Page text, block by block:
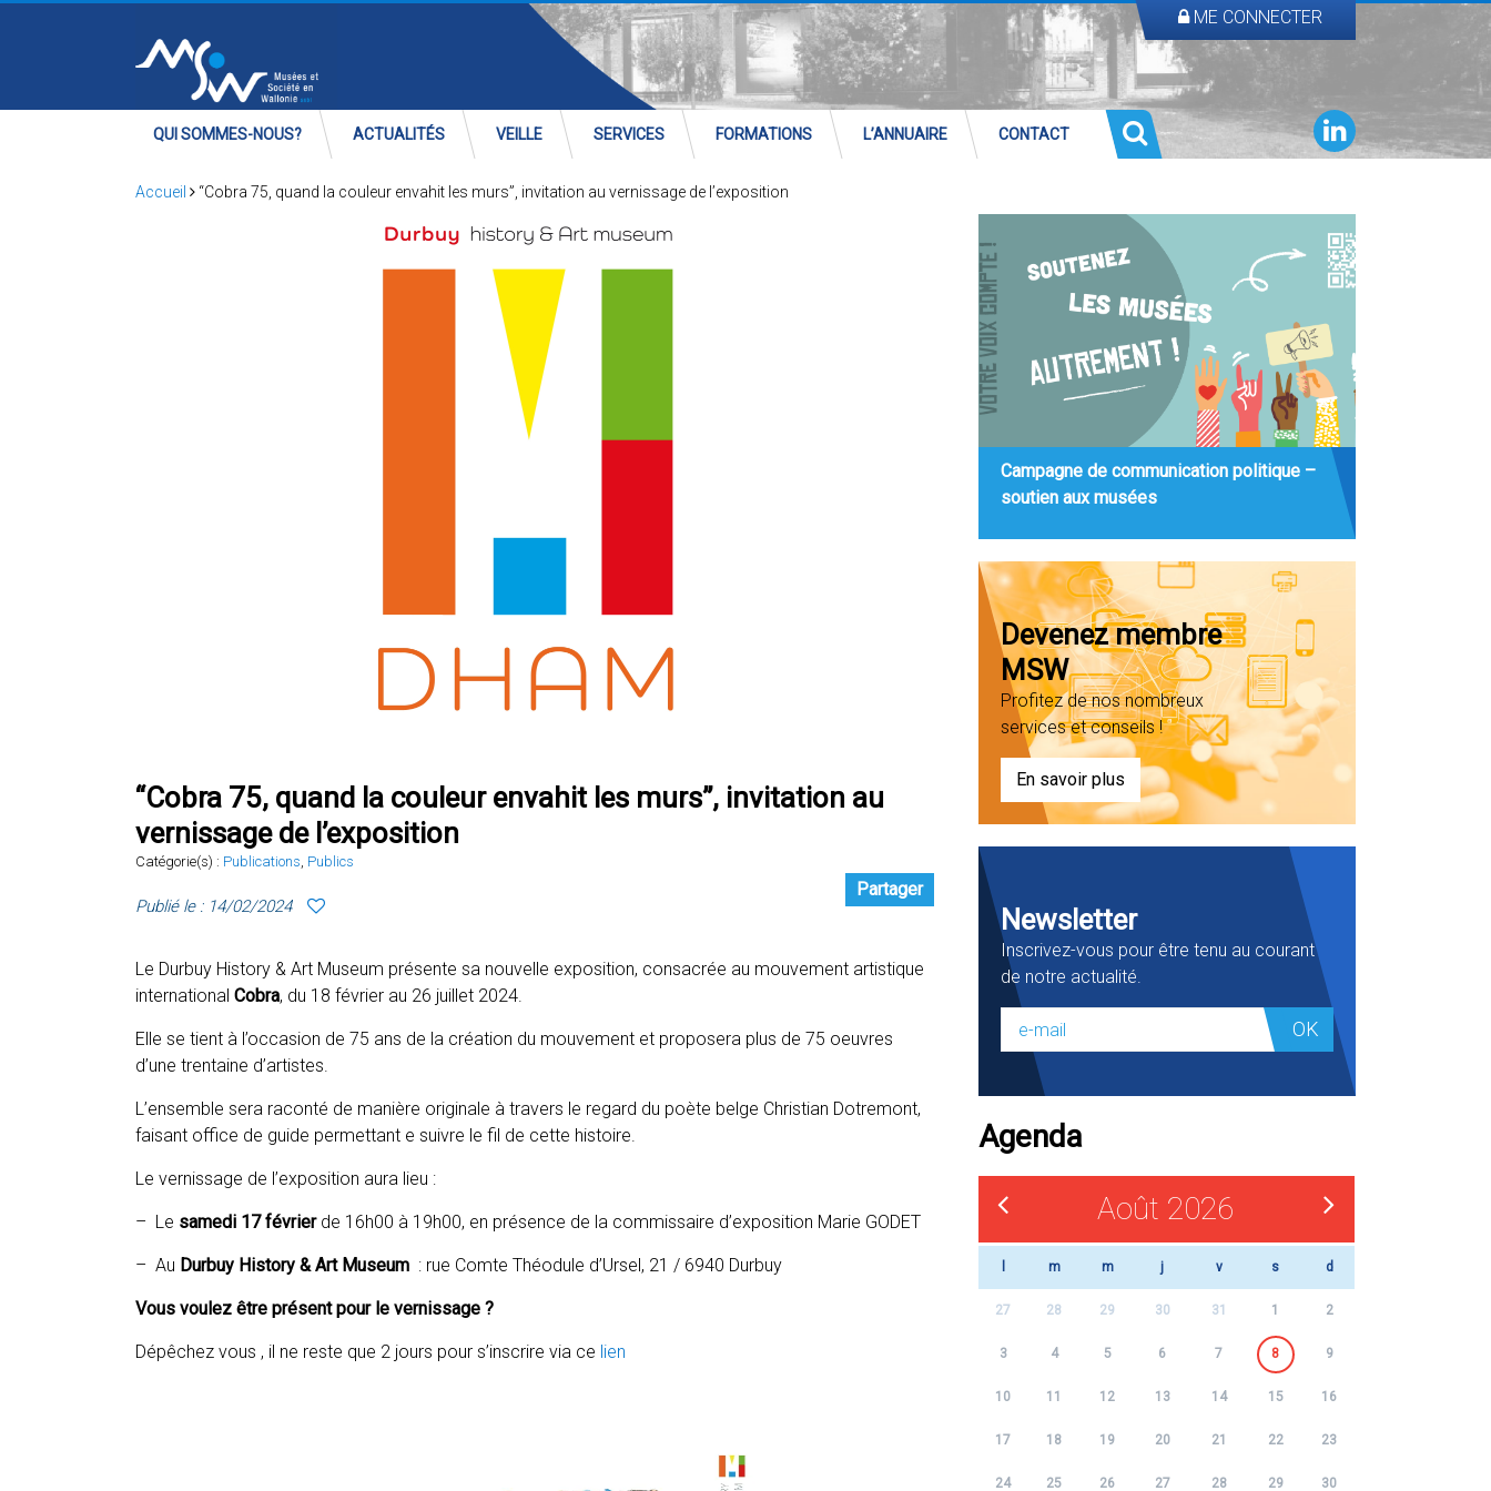
ME CONNECTER
QUI SOMMES-NOUS? ACTUALITÉS VEILLE SERVICES FORMATIONS L’ANNUAIRE CONTACT
Accueil “Cobra 75, quand la couleur envahit les murs”, invitation au vernissage de l’exposition
“Cobra 75, quand la couleur envahit les murs”, invitation au
vernissage de l’exposition
Catégorie(s) : Publications, Publics
Publié le : 14/02/2024
Partager
Le Durbuy History & Art Museum présente sa nouvelle exposition, consacrée au mouvement artistique
international Cobra, du 18 février au 26 juillet 2024.
Elle se tient à l’occasion de 75 ans de la création du mouvement et proposera plus de 75 oeuvres
d’une trentaine d’artistes.
L’ensemble sera raconté de manière originale à travers le regard du poète belge Christian Dotremont,
faisant office de guide permettant e suivre le fil de cette histoire.
Le vernissage de l’exposition aura lieu :
– Le samedi 17 févrierde 16h00 à 19h00, en présence de la commissaire d’exposition Marie GODET
– Au Durbuy History & Art Museum : rue Comte Théodule d’Ursel, 21 / 6940 Durbuy
Vous voulez être présent pour le vernissage ?
Dépêchez vous , il ne reste que 2 jours pour s’inscrire via ce lien
Campagne de communication politique –
soutien aux musées
Devenez membre
MSW
Profitez de nos nombreux
services et conseils !
En savoir plus
Newsletter
Inscrivez-vous pour être tenu au courant
de notre actualité.
OK
Agenda
Août 2026
m m j v s d
27 28 29 30 31 1 2
3 4 5 6 7 8 9
10 11 12 13 14 15 16
17 18 19 20 21 22 23
24 25 26 27 28 29 30